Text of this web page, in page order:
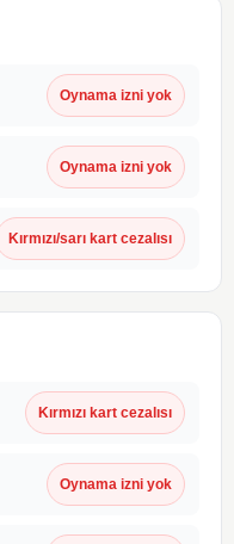
Oynama izni yok
Oynama izni yok
Kırmızı/sarı kart cezalısı
Kırmızı kart cezalısı
Oynama izni yok